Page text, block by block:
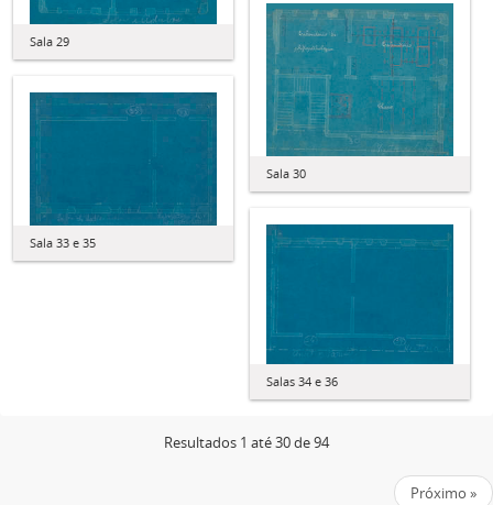
Sala 29
Sala 30
Sala 33 e 35
Salas 34 e 36
Resultados 1 até 30 de 94
Próximo »